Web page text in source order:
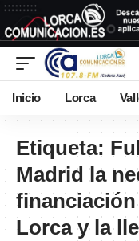
Inicio Lorca
Etiqueta:
Madrid la
Lorca y la